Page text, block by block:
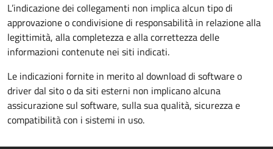
L’indicazione dei collegamenti non implica alcun tipo di
approvazione o condivisione di responsabilità in relazione alla
legittimità, alla completezza e alla correttezza delle
informazioni contenute nei siti indicati.
Le indicazioni fornite in merito al download di software o
driver dal sito o da siti esterni non implicano alcuna
assicurazione sul software, sulla sua qualità, sicurezza e
compatibilità con i sistemi in uso.